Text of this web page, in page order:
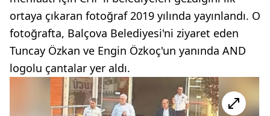
ortaya çıkaran fotoğraf 2019 yılında yayınlandı. O
fotoğrafta, Balçova Belediyesi'ni ziyaret eden
Tuncay Özkan ve Engin Özkoç'un yanında AND
logolu çantalar yer aldı.